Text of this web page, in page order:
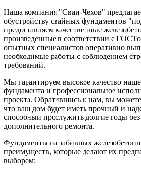
Наша компания "Сваи-Чехов"
обустройству свайных фундаментов
предоставляем качественные
произведенные в соответствии с
опытных специалистов оперативно
необходимые работы с соблюдением
требований.
Мы гарантируем высокое качество
фундамента и профессиональное
проекта. Обратившись к нам, вы
что ваш дом будет иметь прочный и
способный прослужить долгие годы
дополнительного ремонта.
Фундаменты на забивных
преимуществ, которые делают их
выбором: